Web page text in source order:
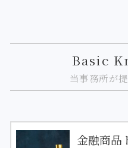
Basic
当事務所が
金融商品